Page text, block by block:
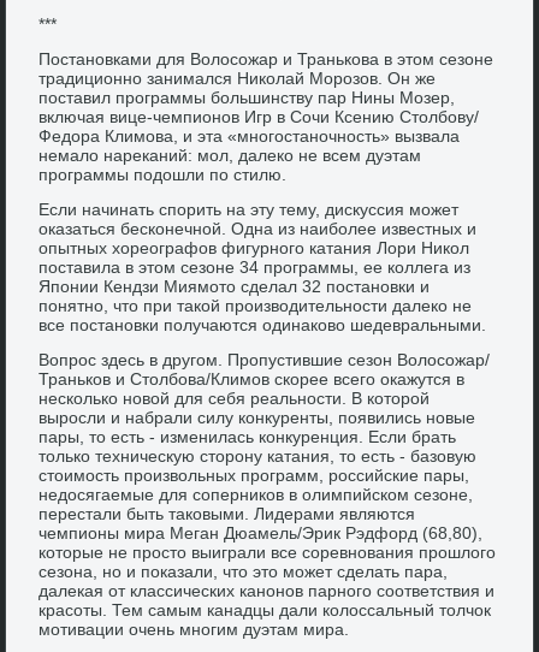
***
Постановками для Волосожар и Транькова в этом сезоне
традиционно занимался Николай Морозов. Он же
поставил программы большинству пар Нины Мозер,
включая вице-чемпионов Игр в Сочи Ксению Столбову/
Федора Климова, и эта «многостаночность» вызвала
немало нареканий: мол, далеко не всем дуэтам
программы подошли по стилю.
Если начинать спорить на эту тему, дискуссия может
оказаться бесконечной. Одна из наиболее известных и
опытных хореографов фигурного катания Лори Никол
поставила в этом сезоне 34 программы, ее коллега из
Японии Кендзи Миямото сделал 32 постановки и
понятно, что при такой производительности далеко не
все постановки получаются одинаково шедевральными.
Вопрос здесь в другом. Пропустившие сезон Волосожар/
Траньков и Столбова/Климов скорее всего окажутся в
несколько новой для себя реальности. В которой
выросли и набрали силу конкуренты, появились новые
пары, то есть - изменилась конкуренция. Если брать
только техническую сторону катания, то есть - базовую
стоимость произвольных программ, российские пары,
недосягаемые для соперников в олимпийском сезоне,
перестали быть таковыми. Лидерами являются
чемпионы мира Меган Дюамель/Эрик Рэдфорд (68,80),
которые не просто выиграли все соревнования прошлого
сезона, но и показали, что это может сделать пара,
далекая от классических канонов парного соответствия и
красоты. Тем самым канадцы дали колоссальный толчок
мотивации очень многим дуэтам мира.